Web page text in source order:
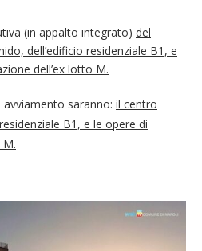
(in appalto integrato) del
dell’edificio residenziale B1, e
dell’ex lotto M.
saranno: il centro
B1, e le opere di
M.